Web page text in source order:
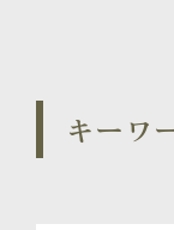
キーワ